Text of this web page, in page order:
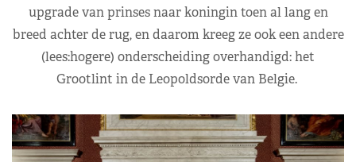
upgrade van prinses naar koningin toen al lang en
breed achter de rug, en daarom kreeg ze ook een andere
(lees:hogere) onderscheiding overhandigd: het
Grootlint in de Leopoldsorde van Belgie.